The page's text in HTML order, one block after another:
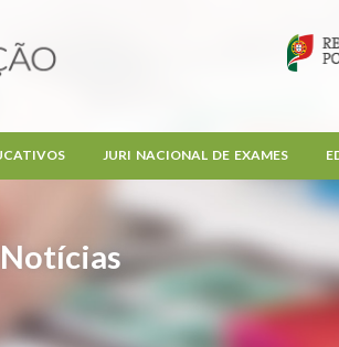
Notícias
JURI NACIONAL DE EXAMES